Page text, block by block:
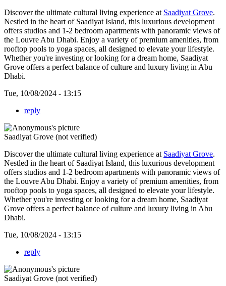
Discover the ultimate cultural living experience at Saadiyat Grove.
Nestled in the heart of Saadiyat Island, this luxurious development
offers studios and 1-2 bedroom apartments with panoramic views of
the Louvre Abu Dhabi. Enjoy a variety of premium amenities, from
rooftop pools to yoga spaces, all designed to elevate your lifestyle.
Whether you're investing or looking for a dream home, Saadiyat
Grove offers a perfect balance of culture and luxury living in Abu
Dhabi.
Tue, 10/08/2024 - 13:15
reply
Saadiyat Grove (not verified)
Discover the ultimate cultural living experience at Saadiyat Grove.
Nestled in the heart of Saadiyat Island, this luxurious development
offers studios and 1-2 bedroom apartments with panoramic views of
the Louvre Abu Dhabi. Enjoy a variety of premium amenities, from
rooftop pools to yoga spaces, all designed to elevate your lifestyle.
Whether you're investing or looking for a dream home, Saadiyat
Grove offers a perfect balance of culture and luxury living in Abu
Dhabi.
Tue, 10/08/2024 - 13:15
reply
Saadiyat Grove (not verified)